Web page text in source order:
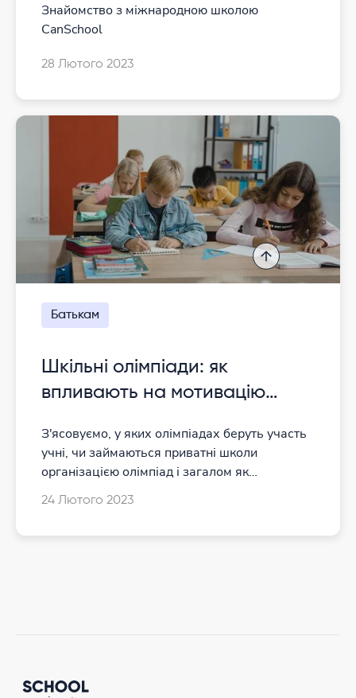
Знайомство з міжнародною школою
CanSchool
28 Лютого 2023
Батькам
Шкільні олімпіади: як
впливають на мотивацію
приватні школи
З'ясовуємо, у яких олімпіадах беруть участь
учні, чи займаються приватні школи
організацією олімпіад і загалом як
ставляться до такої активності
24 Лютого 2023